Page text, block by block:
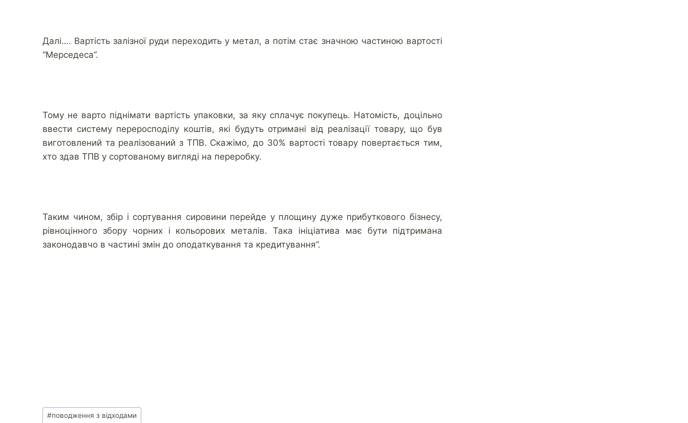
Далі…. Вартість залізної руди переходить у метал, а потім стає значною частиною вартості
“Мерседеса”.
Тому не варто піднімати вартість упаковки, за яку сплачує покупець. Натомість, доцільно
ввести систему переросподілу коштів, які будуть отримані від реалізації товару, що був
виготовлений та реалізований з ТПВ. Скажімо, до 30% вартості товару повертається тим,
хто здав ТПВ у сортованому вигляді на переробку.
Таким чином, збір і сортування сировини перейде у площину дуже прибуткового бізнесу,
рівноцінного збору чорних і кольорових металів. Така ініціатива має бути підтримана
законодавчо в частині змін до оподаткування та кредитування”.
#поводження з відходами